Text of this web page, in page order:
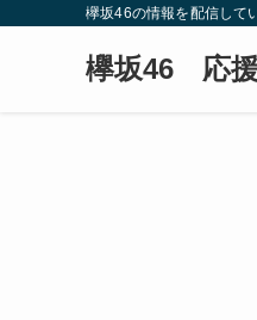
欅坂46の情報を配信して
欅坂46 応